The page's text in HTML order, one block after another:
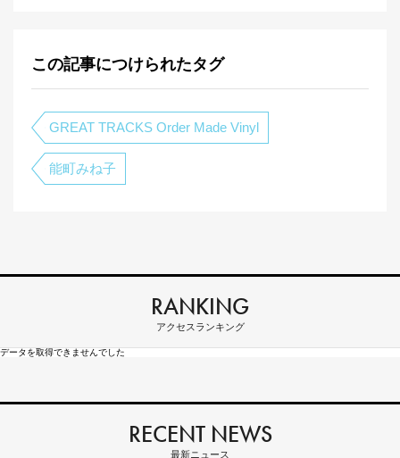
この記事につけられたタグ
GREAT TRACKS Order Made Vinyl
能町みね子
RANKING
アクセスランキング
データを取得できませんでした
RECENT NEWS
最新ニュース